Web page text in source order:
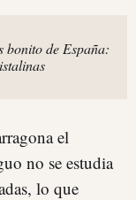
bonito de España:
el
no se estudia
lo que